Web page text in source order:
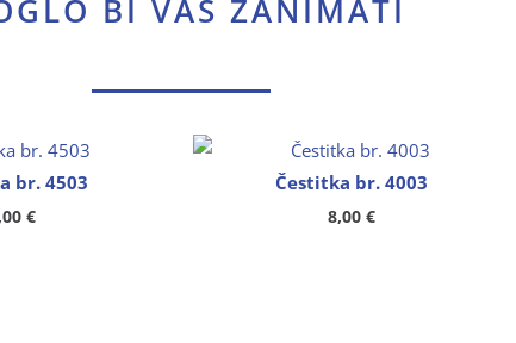
BI VAS ZANIMATI
br. 4503
€
Čestitka br. 4003
8,00 €